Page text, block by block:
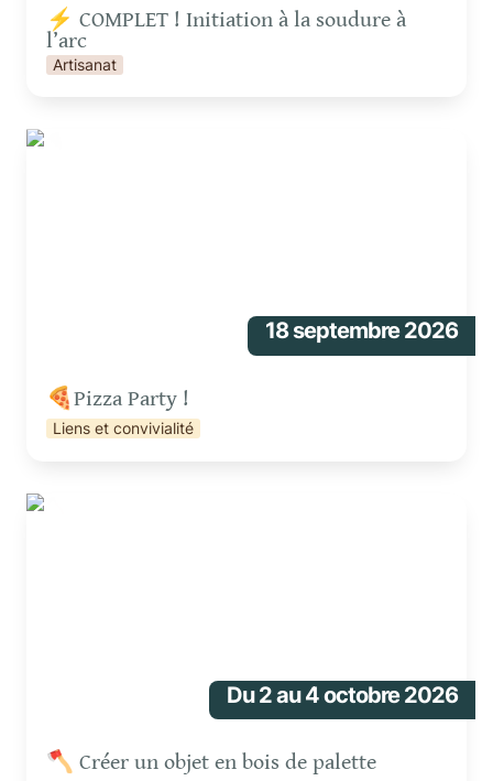
⚡ COMPLET ! Initiation à la soudure à
l’arc
Artisanat
🍕Pizza Party !
🍕Pizza Party !
Liens et convivialité
18 septembre 2026
🪓 Créer un objet en bois de palette
🪓 Créer un objet en bois de palette
Du 2 au 4 octobre 2026